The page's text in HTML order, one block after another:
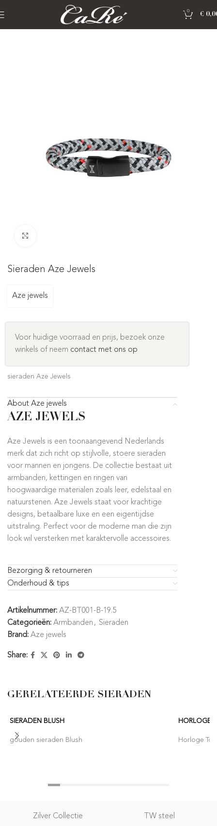
0
€
Sieraden Aze Jewels
Sieraden Aze Jewels
Aze jewels
Voor huidige voorraad en prijs, bezoek onze
winkels of neem contact met ons op
sieraden Aze Jewels
About Aze jewels
AZE JEWELS
Aze Jewels is een toonaangevend Nederlands
merk dat zich richt op stijlvolle, stoere sieraden
voor mannen en jongens. De collectie bestaat uit
armbanden, kettingen en ringen van
hoogwaardige materialen zoals leer, edelstaal en
natuurstenen. Aze Jewels staat voor krachtige
designs, betaalbare luxe en een eigentijdse
uitstraling. Perfect voor de moderne man die zijn
look wil versterken met karaktervolle accessoires.
Bezorging & retourneren
Onderhoud & tips
Artikelnummer: AZ-BT001-B-19.5
Categorieën: Armbanden , Sieraden
Brand: Aze jewels
Share:
GERELATEERDE SIERADEN
SIERADEN BLUSH
gouden sieraden Blush
HORLOGE
Horloge
Zilver Collectie TW steel